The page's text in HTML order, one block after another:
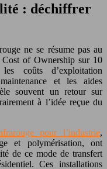
: déchiffrer
ne se résume pas au
Cost of Ownership sur 10
coûts d’exploitation
et les aides
souvent un retour sur
à l’idée reçue du
pour l’industrie,
et polymérisation, ont
de ce mode de transfert
Ces installations